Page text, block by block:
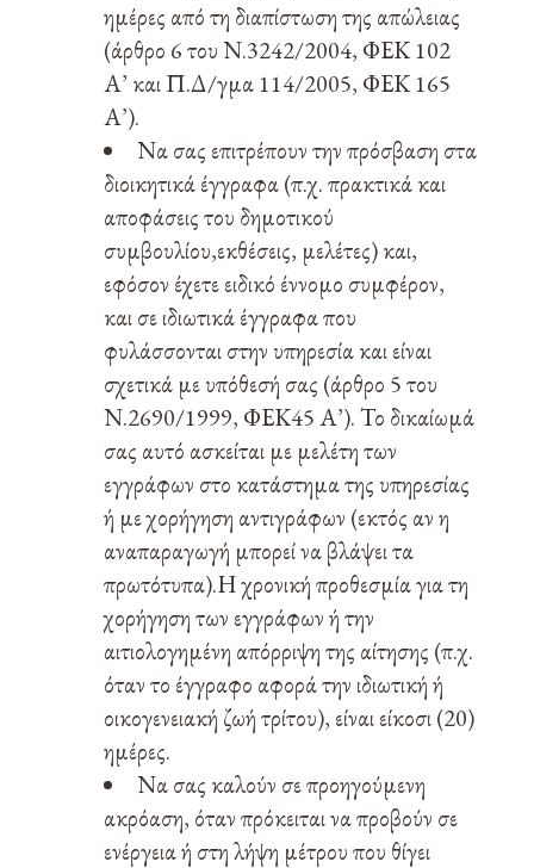
ημέρες από τη διαπίστωση της απώλειας
(άρθρο 6 του Ν.3242/2004, ΦΕΚ 102
Α’ και Π.Δ/γμα 114/2005, ΦΕΚ 165
Α’).
Να σας επιτρέπουν την πρόσβαση στα
διοικητικά έγγραφα (π.χ. πρακτικά και
αποφάσεις του δημοτικού
συμβουλίου,εκθέσεις, μελέτες) και,
εφόσον έχετε ειδικό έννομο συμφέρον,
και σε ιδιωτικά έγγραφα που
φυλάσσονται στην υπηρεσία και είναι
σχετικά με υπόθεσή σας (άρθρο 5 του
Ν.2690/1999, ΦΕΚ45 Α’). Το δικαίωμά
σας αυτό ασκείται με μελέτη των
εγγράφων στο κατάστημα της υπηρεσίας
ή με χορήγηση αντιγράφων (εκτός αν η
αναπαραγωγή μπορεί να βλάψει τα
πρωτότυπα).Η χρονική προθεσμία για τη
χορήγηση των εγγράφων ή την
αιτιολογημένη απόρριψη της αίτησης (π.χ.
όταν το έγγραφο αφορά την ιδιωτική ή
οικογενειακή ζωή τρίτου), είναι είκοσι (20)
ημέρες.
Να σας καλούν σε προηγούμενη
ακρόαση, όταν πρόκειται να προβούν σε
ενέργεια ή στη λήψη μέτρου που θίγει